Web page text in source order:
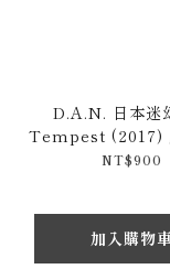
D.A.N. 日本迷
Tempest (2017)
CD專輯
NT$900
加入購物車